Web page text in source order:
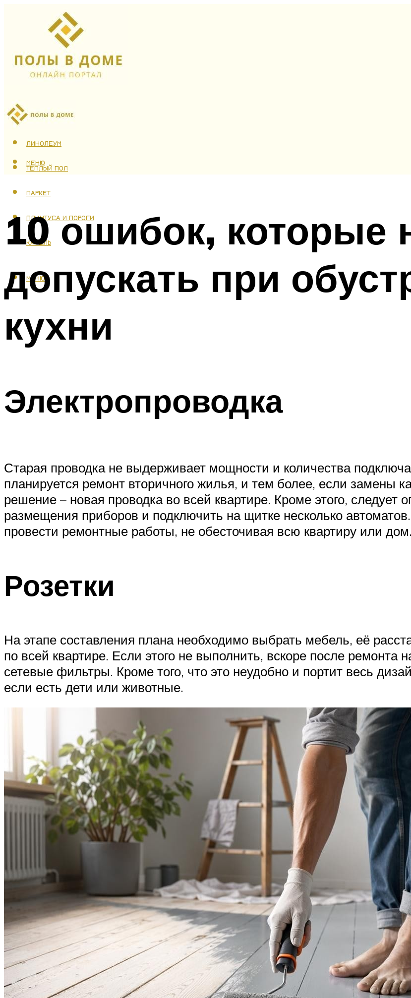
ЛАМИНАТ
ЛИНОЛЕУМ
ТЕПЛЫЙ ПОЛ
ПАРКЕТ
ПЛИНТУСА И ПОРОГИ
КАФЕЛЬ
МЕНЮ
МЕНЮ
10 ошибок, которые
допускать при
кухни
Электропроводка
Старая проводка не выдерживает мощности и количества
планируется ремонт вторичного жилья, и тем более, если замены
решение – новая проводка во всей квартире. Кроме этого, следует
размещения приборов и подключить на щитке несколько
провести ремонтные работы, не обесточивая всю квартиру или дом.
Розетки
На этапе составления плана необходимо выбрать мебель, её
по всей квартире. Если этого не выполнить, вскоре после ремонта
сетевые фильтры. Кроме того, что это неудобно и портит весь
если есть дети или животные.